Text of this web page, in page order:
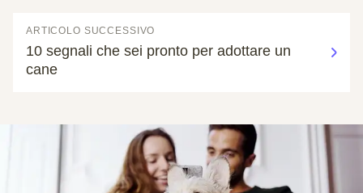
ARTICOLO SUCCESSIVO
10 segnali che sei pronto per adottare un
cane